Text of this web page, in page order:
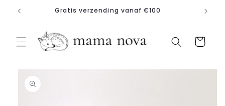
naar de Gratis verzending vanaf €100
Winkelwagen